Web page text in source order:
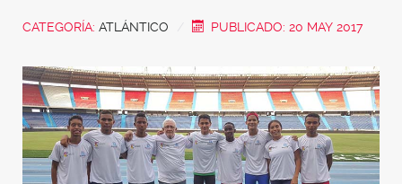
CATEGORÍA: ATLÁNTICO PUBLICADO: 20 MAY 2017